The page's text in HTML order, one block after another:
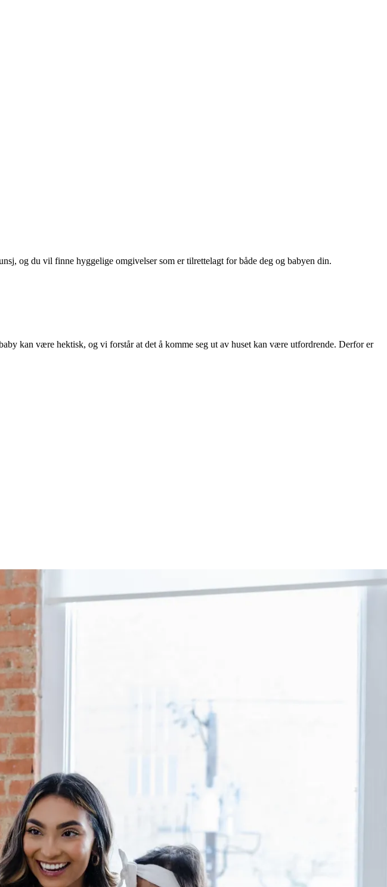
og du vil finne hyggelige omgivelser som er tilrettelagt for både deg og babyen din.
kan være hektisk, og vi forstår at det å komme seg ut av huset kan være utfordrende. Derfor er